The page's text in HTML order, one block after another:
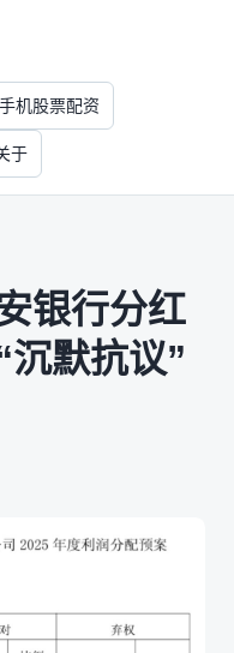
手机股票配资
于
银行分红
默抗议”